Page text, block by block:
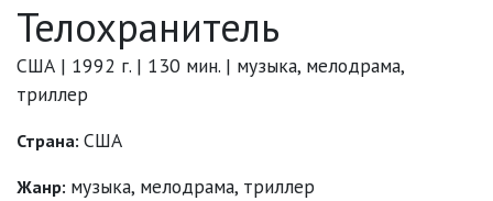
Телохранитель
США | 1992 г. | 130 мин. | музыка, мелодрама,
триллер
Страна: США
Жанр: музыка, мелодрама, триллер